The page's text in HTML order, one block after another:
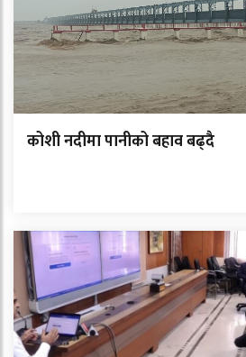
कोशी नदीमा पानीको बहाव बढ्दै